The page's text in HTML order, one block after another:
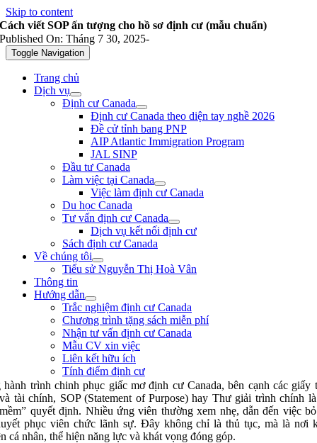
Skip to content
Toggle Navigation
Trang chủ
Dịch vụ
Định cư Canada
Định cư Canada theo diện tay nghề 2026
Đề cử tỉnh bang PNP
AIP Atlantic Immigration Program
JAL SINP
Đầu tư Canada
Làm việc tại Canada
Việc làm định cư Canada
Du học Canada
Tư vấn định cư Canada
Dịch vụ kết nối định cư
Sách định cư Canada
Về chúng tôi
Tiểu sử Nguyễn Thị Hoà Vân
Thông tin
Hướng dẫn
Trắc nghiệm định cư Canada
Chương trình tặng sách miễn phí
Nhận tư vấn định cư Canada
Mẫu CV xin việc
Liên kết hữu ích
Tính điểm định cư
Cách viết SOP ấn tượng cho hồ sơ định cư (mẫu chuẩn)
Published On: Tháng 7 30, 2025-
hành trình chinh phục giấc mơ định cư Canada, bên cạnh các giấy
tài chính, SOP (Statement of Purpose) hay Thư giải trình chính
quyết định. Nhiều ứng viên thường xem nhẹ, dẫn đến việc
phục viên chức lãnh sự. Đây không chỉ là thủ tục, mà là nơi
cá nhân, thể hiện năng lực và khát vọng đóng góp.